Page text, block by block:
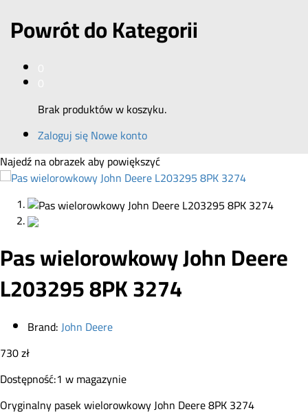
Powrót doKategorii
Brak produktów w koszyku.
Zaloguj sięNowe konto
Najedź na obrazek aby powiększyć
Pas wielorowkowy John Deere
L203295 8PK 3274
Brand:John Deere
730zł
Dostępność:1 w magazynie
Oryginalny pasek wielorowkowy John Deere 8PK 3274